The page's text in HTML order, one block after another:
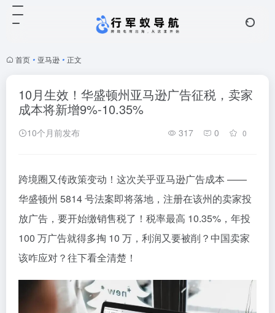
首页 • 亚马逊 • 正文
10月生效！华盛顿州亚马逊广告征税，卖家
成本将新增9%-10.35%
10个月前发布 317 0 0
跨境圈又传政策变动！这次关乎亚马逊广告成本 ——
华盛顿州 5814 号法案即将落地，注册在该州的卖家投
放广告，要开始缴销售税了！税率最高 10.35%，年投
100 万广告就得多掏 10 万，利润又要被削？中国卖家
该咋应对？往下看全清楚！